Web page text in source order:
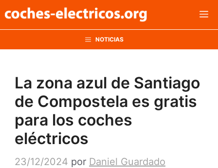
al
NOTICIAS
La zona azul de Santiago
de Compostela es gratis
para los coches
eléctricos
23/12/2024 por Daniel Guardado